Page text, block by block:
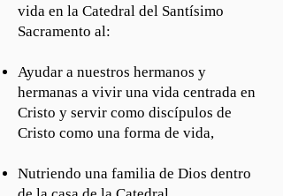
vida en la Catedral del Santísimo
Sacramento al:
Ayudar a nuestros hermanos y
hermanas a vivir una vida centrada en
Cristo y servir como discípulos de
Cristo como una forma de vida,
Nutriendo una familia de Dios dentro